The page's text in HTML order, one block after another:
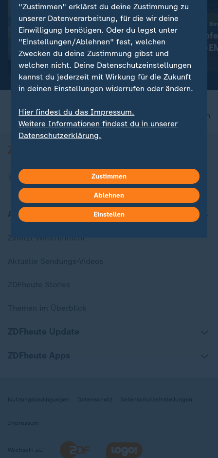
:
Maya Tobehn und die
ungeplante Schwimm-EM
mit Video 1:27
10. bis 16. August in
Alle
Leichtathletik-
Überblick
mit Video28:29
nach oben
Aktuell bei ZDFheute
Zuletzt veröffentlicht
Nutzungsbedingungen Datenschutz Datenschutzeinstellungen
Impressum
Wechseln zu:
"Zustimmen" erklärst du deine Zustimmung zu
unserer Datenverarbeitung, für die wir deine
Einwilligung benötigen. Oder du legst unter
"Einstellungen/Ablehnen" fest, welchen
Zwecken du deine Zustimmung gibst und
welchen nicht. Deine Datenschutzeinstellungen
kannst du jederzeit mit Wirkung für die Zukunft
in deinen Einstellungen widerrufen oder ändern.
Hier findest du das Impressum.
Weitere Informationen findest du in unserer
Datenschutzerklärung.
Zustimmen
Ablehnen
Einstellen